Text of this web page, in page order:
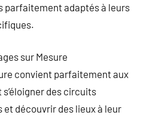
parfaitement adaptés à leurs
sur Mesure
convient parfaitement aux
des circuits
découvrir des lieux à leur